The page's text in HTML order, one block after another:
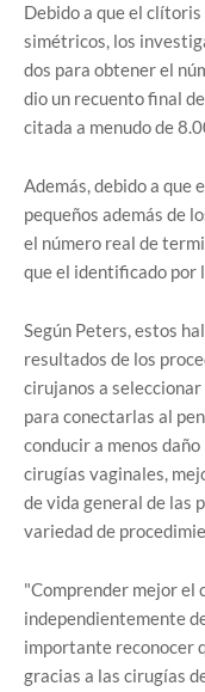
Debido a que el
simétricos, los
dos para obtener el
dio un recuento final
citada a menudo de
Además, debido a que
pequeños además de
el número real de
que el identificado por
Según Peters, estos
resultados de los
cirujanos a
para conectarlas al
conducir a menos
cirugías vaginales,
de vida general de las
variedad de
"Comprender mejor el
independientemente
importante reconocer
gracias a las cirugías